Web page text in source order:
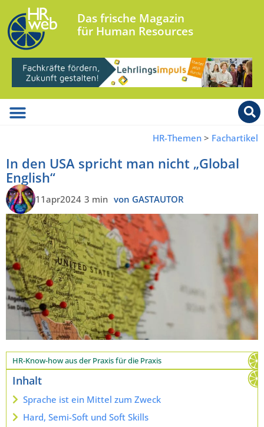
Das frische Magazin
für Human Resources
HR-Themen > Fachartikel
In den USA spricht man nicht „Global
English“
11apr2024 3 min von GASTAUTOR
HR-Know-how aus der Praxis für die Praxis
Inhalt
Sprache ist ein Mittel zum Zweck
Hard, Semi-Soft und Soft Skills